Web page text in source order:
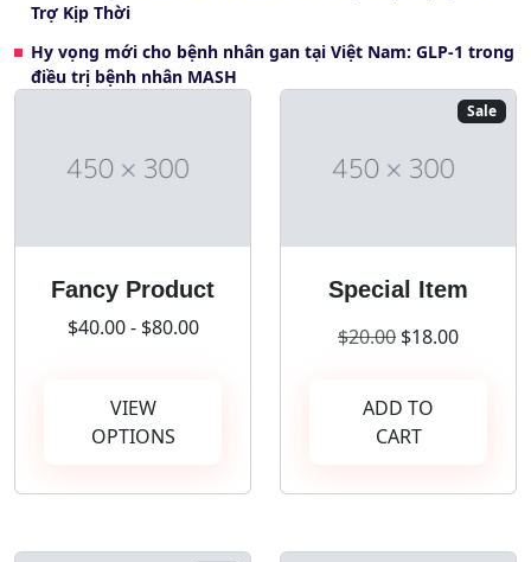
Trợ Kịp Thời
Hy vọng mới cho bệnh nhân gan tại Việt Nam: GLP-1 trong
điều trị bệnh nhân MASH
Fancy Product
$40.00 - $80.00
VIEW
OPTIONS
Sale
Special Item
$20.00 $18.00
ADD TO
CART